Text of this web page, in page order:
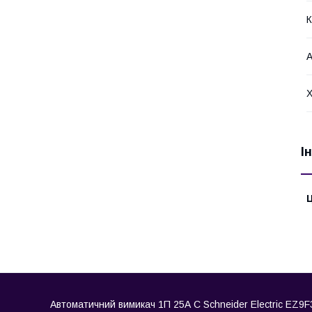
Автоматичний вимикач 1П 25А С Schneider Electric